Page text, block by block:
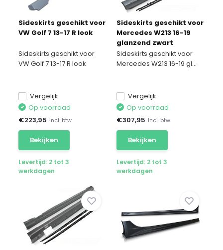
Sideskirts geschikt voor
VW Golf 7 13-17 R look
Sideskirts geschikt voor
VW Golf 7 13-17 R look
Vergelijk
Op voorraad
€223,95 Incl. btw
Bekijken
Levertijd: 2 tot 3
werkdagen
Sideskirts geschikt voor
Mercedes W213 16-19
glanzend zwart
Sideskirts geschikt voor
Mercedes W213 16-19 gl...
Vergelijk
Op voorraad
€307,95 Incl. btw
Bekijken
Levertijd: 2 tot 3
werkdagen